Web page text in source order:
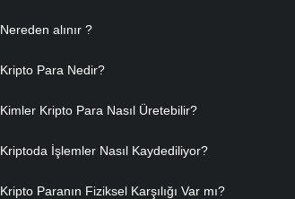
Nereden alınır ?
Kripto Para Nedir?
Kimler Kripto Para Nasıl Üretebilir?
Kriptoda İşlemler Nasıl Kaydediliyor?
Kripto Paranın Fiziksel Karşılığı Var mı?